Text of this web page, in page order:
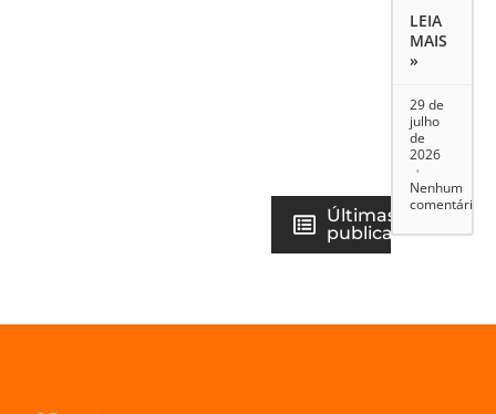
Últimas
publicações
LEIA
MAIS
»
29 de
julho
de
2026
Nenhum
comentário